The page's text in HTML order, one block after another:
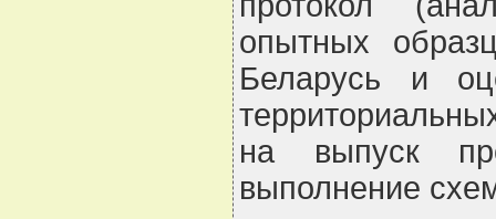
опытных
Беларусь и
на выпуск
выполнение